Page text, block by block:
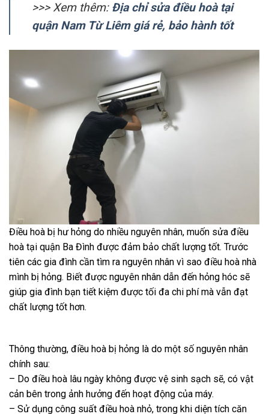
>>> Xem thêm: Địa chỉ sửa điều hoà tại
quận Nam Từ Liêm giá rẻ, bảo hành tốt
Điều hoà bị hư hỏng do nhiều nguyên nhân, muốn sửa điều
hoà tại quận Ba Đình được đảm bảo chất lượng tốt. Trước
tiên các gia đình cần tìm ra nguyên nhân vì sao điều hoà nhà
mình bị hỏng. Biết được nguyên nhân dẫn đến hỏng hóc sẽ
giúp gia đình bạn tiết kiệm được tối đa chi phí mà vẫn đạt
chất lượng tốt hơn.
Thông thường, điều hoà bị hỏng là do một số nguyên nhân
chính sau:
– Do điều hoà lâu ngày không được vệ sinh sạch sẽ, có vật
cản bên trong ảnh hưởng đến hoạt động của máy.
– Sử dụng công suất điều hoà nhỏ, trong khi diện tích căn